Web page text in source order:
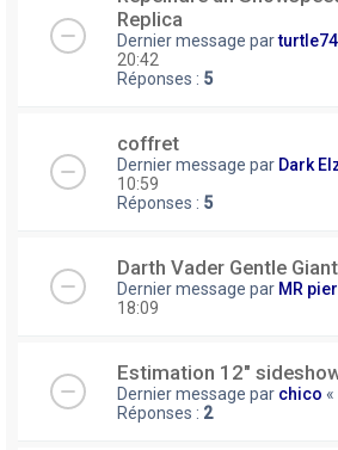
Replica
Dernier message par
20:42
Réponses : 5
coffret
Dernier message par Dark
10:59
Réponses : 5
Darth Vader Gentle
Dernier message par MR
18:09
Estimation 12"
Dernier message par chico «
Réponses : 2